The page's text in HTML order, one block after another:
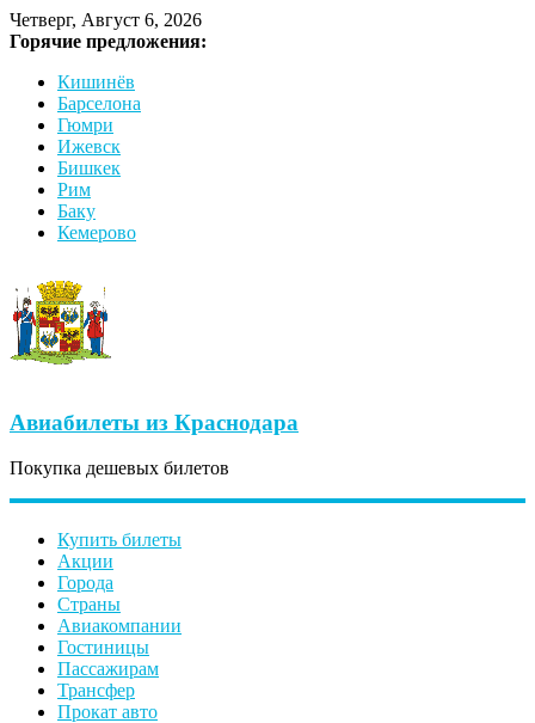
Четверг, Август 6, 2026
Горячие предложения:
Кишинёв
Барселона
Гюмри
Ижевск
Бишкек
Рим
Баку
Кемерово
Авиабилеты из Краснодара
Покупка дешевых билетов
Купить билеты
Акции
Города
Страны
Авиакомпании
Гостиницы
Пассажирам
Трансфер
Прокат авто